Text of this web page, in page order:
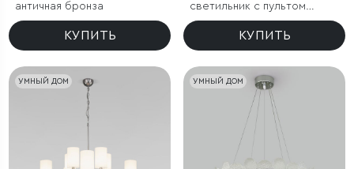
античная бронза
КУПИТЬ
светильник с пультом
управления
КУПИТЬ
УМНЫЙ ДОМ УМНЫЙ ДОМ